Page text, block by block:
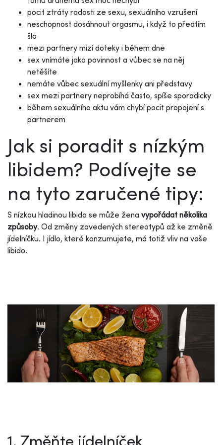
pocit ztráty radosti ze sexu, sexuálního vzrušení
neschopnost dosáhnout orgasmu, i když to předtím
šlo
mezi partnery mizí doteky i během dne
sex vnímáte jako povinnost a vůbec se na něj
netěšíte
nemáte vůbec sexuální myšlenky ani představy
sex mezi partnery neprobíhá často, spíše sporadicky
během sexuálního aktu vám chybí pocit propojení s
partnerem
Jak si poradit s nízkým
libidem? Podívejte se
na tyto zaručené tipy:
S nízkou hladinou libida se může žena vypořádat několika
způsoby. Od změny zavedených stereotypů až ke změně
jídelníčku. I jídlo, které konzumujete, má totiž vliv na vaše
libido.
1. Změňte jídelníček